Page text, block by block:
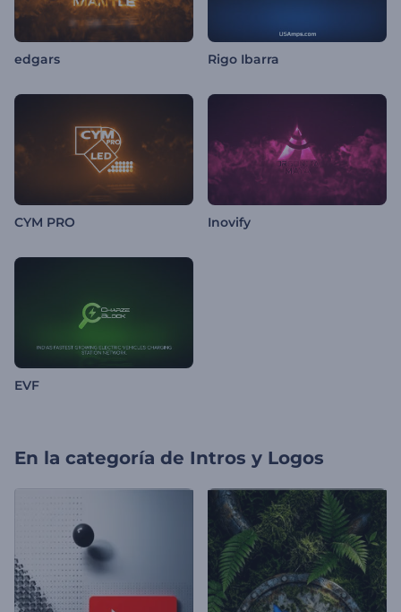
edgars Rigo Ibarra
CYM PRO Inovify
EVF
En la categoría de Intros y Logos